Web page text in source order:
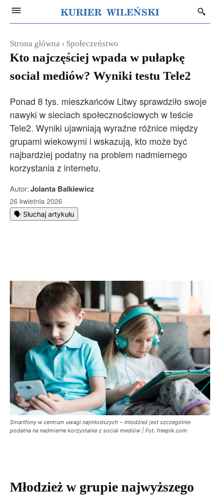
Strona główna Społeczeństwo
Kto najczęściej wpada w pułapkę
social mediów? Wyniki testu Tele2
Ponad 8 tys. mieszkańców Litwy sprawdziło swoje
nawyki w sieciach społecznościowych w teście
Tele2. Wyniki ujawniają wyraźne różnice między
grupami wiekowymi i wskazują, kto może być
najbardziej podatny na problem nadmiernego
korzystania z internetu.
Autor:Jolanta Balkiewicz
26 kwietnia 2026
🗣️ Słuchaj artykułu
Smartfony w centrum uwagi najmłodszych – młodzież jest szczególnie
podatna na nadmierne korzystanie z social mediów | Fot. freepik.com
Młodzież w grupie najwyższego